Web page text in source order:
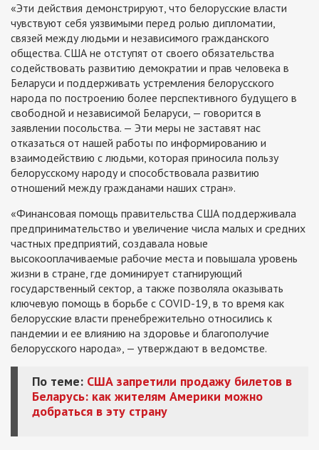
«Эти действия демонстрируют, что белорусские власти
чувствуют себя уязвимыми перед ролью дипломатии,
связей между людьми и независимого гражданского
общества. США не отступят от своего обязательства
содействовать развитию демократии и прав человека в
Беларуси и поддерживать устремления белорусского
народа по построению более перспективного будущего в
свободной и независимой Беларуси, — говорится в
заявлении посольства. — Эти меры не заставят нас
отказаться от нашей работы по информированию и
взаимодействию с людьми, которая приносила пользу
белорусскому народу и способствовала развитию
отношений между гражданами наших стран».
«Финансовая помощь правительства США поддерживала
предпринимательство и увеличение числа малых и средних
частных предприятий, создавала новые
высокооплачиваемые рабочие места и повышала уровень
жизни в стране, где доминирует стагнирующий
государственный сектор, а также позволяла оказывать
ключевую помощь в борьбе с COVID-19, в то время как
белорусские власти пренебрежительно относились к
пандемии и ее влиянию на здоровье и благополучие
белорусского народа», — утверждают в ведомстве.
По теме: США запретили продажу билетов в
Беларусь: как жителям Америки можно
добраться в эту страну